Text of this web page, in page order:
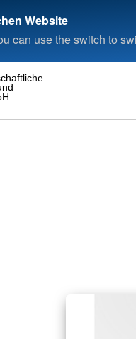
Website
can use the switch to